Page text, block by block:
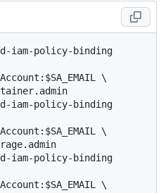
iam-policy-binding
iam-policy-binding
iam-policy-binding